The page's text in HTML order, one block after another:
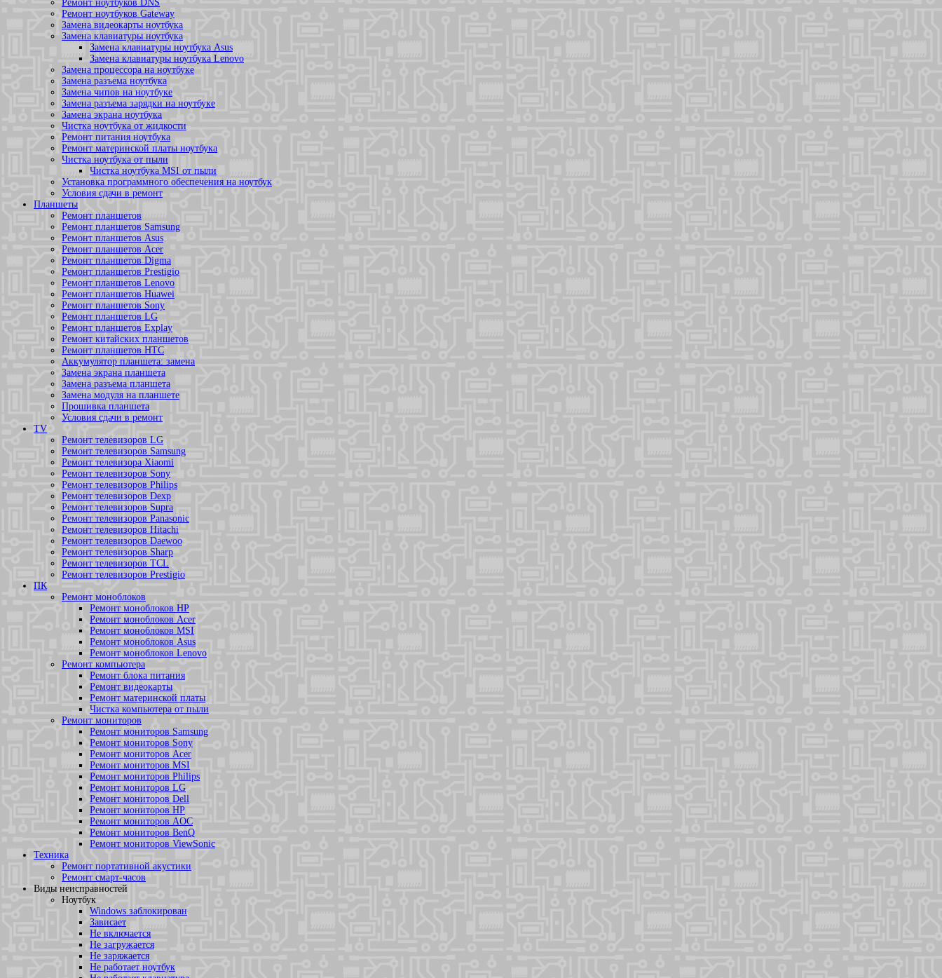
Ремонт ноутбуков DNS
Ремонт ноутбуков Gateway
Замена видеокарты ноутбука
Замена клавиатуры ноутбука
Замена клавиатуры ноутбука Asus
Замена клавиатуры ноутбука Lenovo
Замена процессора на ноутбуке
Замена разъема ноутбука
Замена чипов на ноутбуке
Замена разъема зарядки на ноутбуке
Замена экрана ноутбука
Чистка ноутбука от жидкости
Ремонт питания ноутбука
Ремонт материнской платы ноутбука
Чистка ноутбука от пыли
Чистка ноутбука MSI от пыли
Установка программного обеспечения на ноутбук
Условия сдачи в ремонт
Планшеты
Ремонт планшетов
Ремонт планшетов Samsung
Ремонт планшетов Asus
Ремонт планшетов Acer
Ремонт планшетов Digma
Ремонт планшетов Prestigio
Ремонт планшетов Lenovo
Ремонт планшетов Huawei
Ремонт планшетов Sony
Ремонт планшетов LG
Ремонт планшетов Explay
Ремонт китайских планшетов
Ремонт планшетов HTC
Аккумулятор планшета: замена
Замена экрана планшета
Замена разъема планшета
Замена модуля на планшете
Прошивка планшета
Условия сдачи в ремонт
TV
Ремонт телевизоров LG
Ремонт телевизоров Samsung
Ремонт телевизора Xiaomi
Ремонт телевизоров Sony
Ремонт телевизоров Philips
Ремонт телевизоров Dexp
Ремонт телевизоров Supra
Ремонт телевизоров Panasonic
Ремонт телевизоров Hitachi
Ремонт телевизоров Daewoo
Ремонт телевизоров Sharp
Ремонт телевизоров TCL
Ремонт телевизоров Prestigio
ПК
Ремонт моноблоков
Ремонт моноблоков HP
Ремонт моноблоков Acer
Ремонт моноблоков MSI
Ремонт моноблоков Asus
Ремонт моноблоков Lenovo
Ремонт компьютера
Ремонт блока питания
Ремонт видеокарты
Ремонт материнской платы
Чистка компьютера от пыли
Ремонт мониторов
Ремонт мониторов Samsung
Ремонт мониторов Sony
Ремонт мониторов Acer
Ремонт мониторов MSI
Ремонт мониторов Philips
Ремонт мониторов LG
Ремонт мониторов Dell
Ремонт мониторов HP
Ремонт мониторов AOC
Ремонт мониторов BenQ
Ремонт мониторов ViewSonic
Техника
Ремонт портативной акустики
Ремонт смарт-часов
Виды неисправностей
Ноутбук
Windows заблокирован
Зависает
Не включается
Не загружается
Не заряжается
Не работает ноутбук